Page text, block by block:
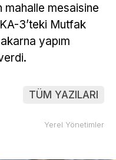
mahalle mesaisine
3’teki Mutfak
yapım
TÜM YAZILARI
Yerel Yönetimler